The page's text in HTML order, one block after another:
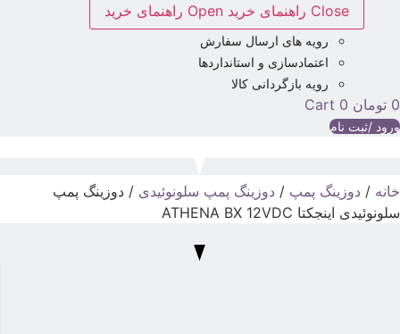
Close راهنمای خرید
Open راهنمای خرید
رویه های ارسال سفارش
اعتمادسازی و استانداردها
رویه بازگردانی کالا
0 تومان 0
Cart
ورود /ثبت نام
خانه / دوزینگ پمپ / دوزینگ پمپ سلونوئیدی / دوزینگ پمپ
سلونوئیدی اینجکتا ATHENA BX 12VDC